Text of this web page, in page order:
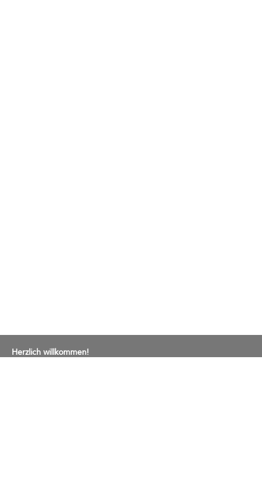
Herzlich willkommen!